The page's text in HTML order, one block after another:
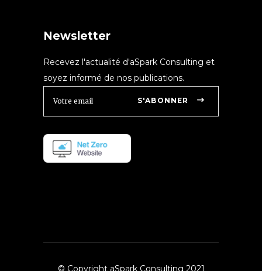
Newsletter
Recevez l'actualité d'aSpark Consulting et
soyez informé de nos publications.
S'ABONNER
© Copyright aSpark Consulting 2021